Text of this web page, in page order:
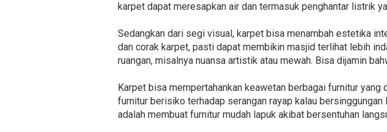
karpet dapat meresapkan air dan termasuk penghantar listrik
Sedangkan dari segi visual, karpet bisa menambah estetika
dan corak karpet, pasti dapat membikin masjid terlihat lebih
ruangan, misalnya nuansa artistik atau mewah. Bisa dijamin
Karpet bisa mempertahankan keawetan berbagai furnitur
furnitur berisiko terhadap serangan rayap kalau
adalah membuat furnitur mudah lapuk akibat bersentuhan